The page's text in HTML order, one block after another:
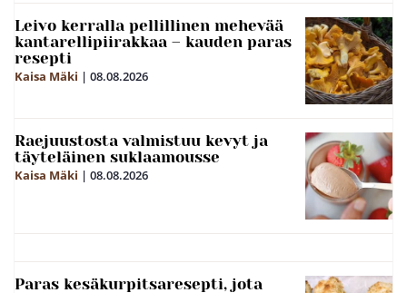
Leivo kerralla pellillinen mehevää
kantarellipiirakkaa – kauden paras
resepti
Kaisa Mäki | 08.08.2026
Raejuustosta valmistuu kevyt ja
täyteläinen suklaamousse
Kaisa Mäki | 08.08.2026
Paras kesäkurpitsaresepti, jota